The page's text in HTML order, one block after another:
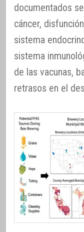
documentados
cáncer,
sistema
sistema
de las vacunas,
retrasos en el